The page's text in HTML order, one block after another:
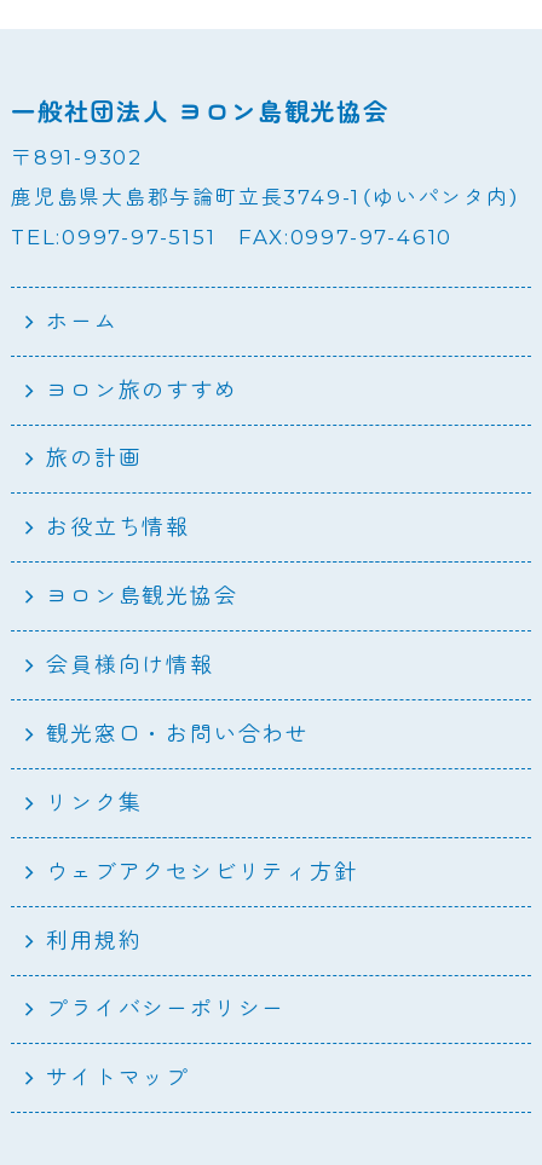
一般社団法人 ヨロン島観光協会
〒891-9302
鹿児島県大島郡与論町立長3749-1（ゆいパンタ内）
TEL:0997-97-5151 FAX:0997-97-4610
ホーム
ヨロン旅のすすめ
旅の計画
お役立ち情報
ヨロン島観光協会
会員様向け情報
観光窓口・お問い合わせ
リンク集
ウェブアクセシビリティ方針
利用規約
プライバシーポリシー
サイトマップ